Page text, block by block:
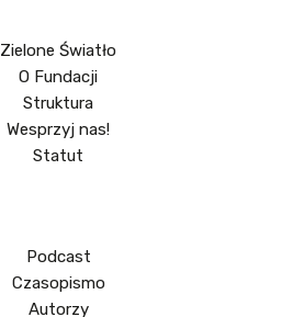
Zielone Światło
O Fundacji
Struktura
Wesprzyj nas!
Statut
Podcast
Czasopismo
Autorzy